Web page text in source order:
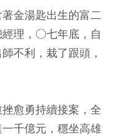
金湯匙出生的富二
理，○七年底，自
不利，栽了跟頭，
愈勇持續接案，全
千億元，穩坐高雄